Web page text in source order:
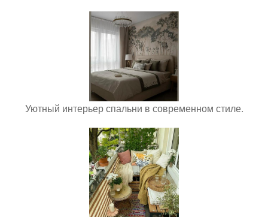
Уютный интерьер спальни в современном стиле.